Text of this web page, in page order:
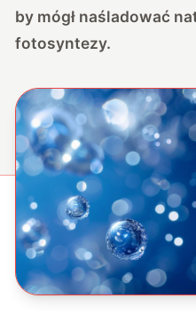
by mógł naśladować
fotosyntezy.